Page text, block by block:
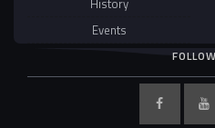
History
Events